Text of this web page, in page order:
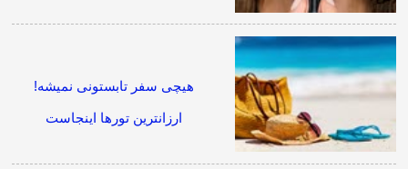
هیچی سفر تابستونی نمیشه!
ارزانترین تورها اینجاست